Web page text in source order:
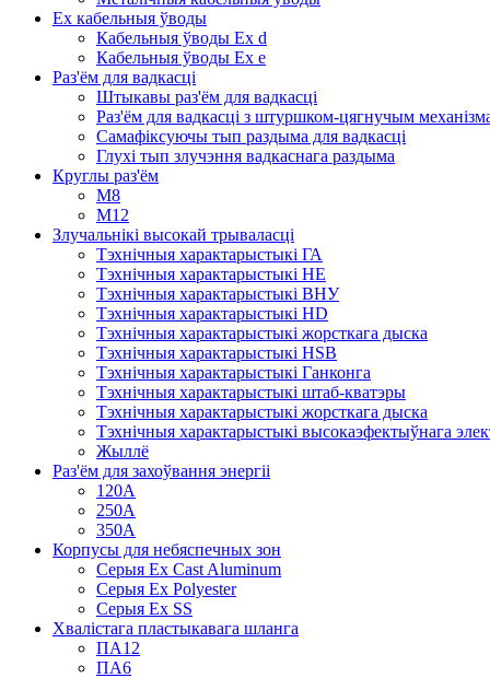
Ex кабельныя ўводы
Кабельныя ўводы Ex d
Кабельныя ўводы Ex e
Раз'ём для вадкасці
Штыкавы раз'ём для вадкасці
Раз'ём для вадкасці з штуршком-цягнучым
Самафіксуючы тып раздыма для вадкасці
Глухі тып злучэння вадкаснага раздыма
Круглы раз'ём
M8
М12
Злучальнікі высокай трываласці
Тэхнічныя характарыстыкі ГА
Тэхнічныя характарыстыкі HE
Тэхнічныя характарыстыкі ВНУ
Тэхнічныя характарыстыкі HD
Тэхнічныя характарыстыкі жорсткага дыска
Тэхнічныя характарыстыкі HSB
Тэхнічныя характарыстыкі Ганконга
Тэхнічныя характарыстыкі штаб-кватэры
Тэхнічныя характарыстыкі жорсткага дыска
Тэхнічныя характарыстыкі высокаэфектыўнага
Жыллё
Раз'ём для захоўвання энергіі
120А
250А
350А
Корпусы для небяспечных зон
Серыя Ex Cast Aluminum
Серыя Ex Polyester
Серыя Ex SS
Хвалістага пластыкавага шланга
ПА12
ПА6